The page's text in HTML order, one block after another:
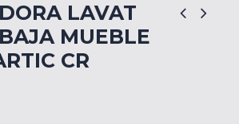
LAVAT
MUEBLE
CR